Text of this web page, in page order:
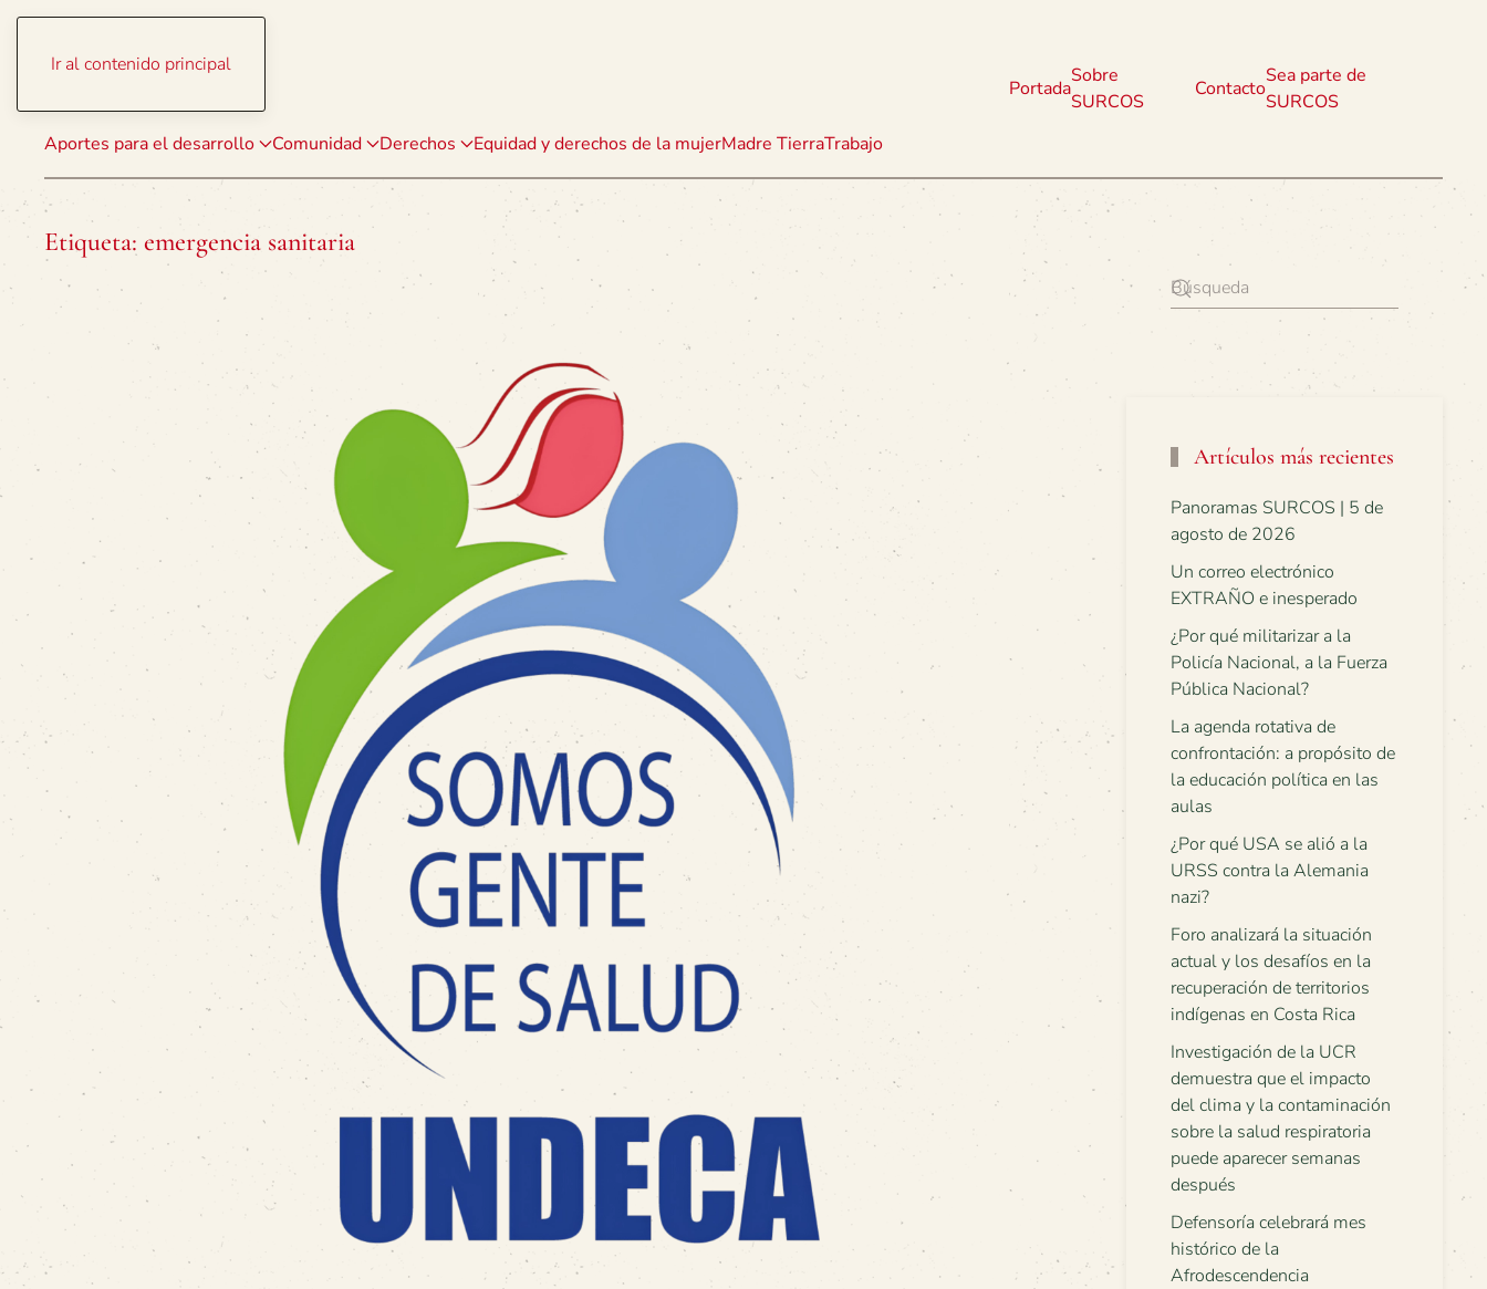
Ir al contenido principal
Aportes para el desarrollo Comunidad Derechos Equidad y derechos de la mujerMadre TierraTrabajo
Portada
Sobre
SURCOS
Contacto
Sea parte de
SURCOS
Etiqueta: emergencia sanitaria
Artículos más recientes
Panoramas SURCOS | 5 de
agosto de 2026
Un correo electrónico
EXTRAÑO e inesperado
¿Por qué militarizar a la
Policía Nacional, a la Fuerza
Pública Nacional?
La agenda rotativa de
confrontación: a propósito de
la educación política en las
aulas
¿Por qué USA se alió a la
URSS contra la Alemania
nazi?
Foro analizará la situación
actual y los desafíos en la
recuperación de territorios
indígenas en Costa Rica
Investigación de la UCR
demuestra que el impacto
del clima y la contaminación
sobre la salud respiratoria
puede aparecer semanas
después
Defensoría celebrará mes
histórico de la
Afrodescendencia